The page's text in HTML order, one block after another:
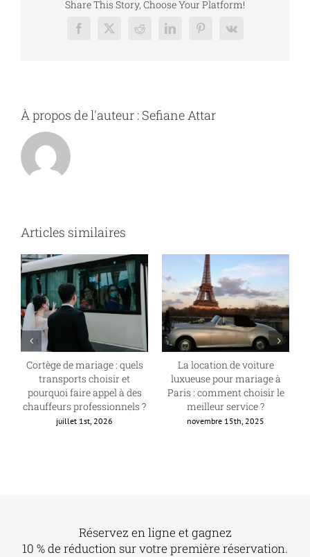
Share This Story, Choose Your Platform!
Facebook
X RedditLinkedInPinterest
Vk
À propos de l'auteur : Sefiane Attar
Articles similaires
Cortège de mariage : quels
transports choisir et
pourquoi faire appel à des
chauffeurs professionnels ?
juillet 1st, 2026
La location de voiture
luxueuse pour mariage à
Paris : comment choisir le
meilleur service ?
novembre 15th, 2025
Réservez en ligne et gagnez
10 % de réduction sur votre première réservation.